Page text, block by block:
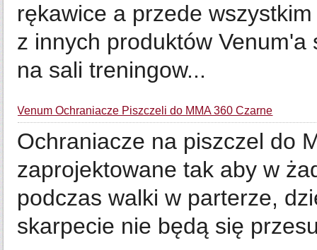
rękawice a przede
z innych produktów Venum'a
na sali treningow...
Venum Ochraniacze Piszczeli do MMA 360 Czarne
Ochraniacze na piszczel do
zaprojektowane tak aby w
podczas walki w parterze,
skarpecie nie będą się